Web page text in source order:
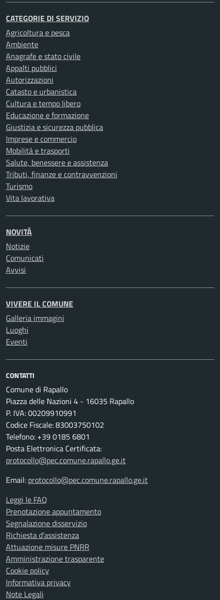
CATEGORIE DI SERVIZIO
Agricoltura e pesca
Ambiente
Anagrafe e stato civile
Appalti pubblici
Autorizzazioni
Catasto e urbanistica
Cultura e tempo libero
Educazione e formazione
Giustizia e sicurezza pubblica
Imprese e commercio
Mobilità e trasporti
Salute, benessere e assistenza
Tributi, finanze e contravvenzioni
Turismo
Vita lavorativa
NOVITÀ
Notizie
Comunicati
Avvisi
VIVERE IL COMUNE
Galleria immagini
Luoghi
Eventi
CONTATTI
Comune di Rapallo
Piazza delle Nazioni 4 - 16035 Rapallo
P. IVA: 00209910991
Codice Fiscale: 83003750102
Telefono: +39 0185 6801
Posta Elettronica Certificata:
protocollo@pec.comune.rapallo.ge.it
Email: protocollo@pec.comune.rapallo.ge.it
Leggi le FAQ
Prenotazione appuntamento
Segnalazione disservizio
Richiesta d'assistenza
Attuazione misure PNRR
Amministrazione trasparente
Cookie policy
Informativa privacy
Note Legali